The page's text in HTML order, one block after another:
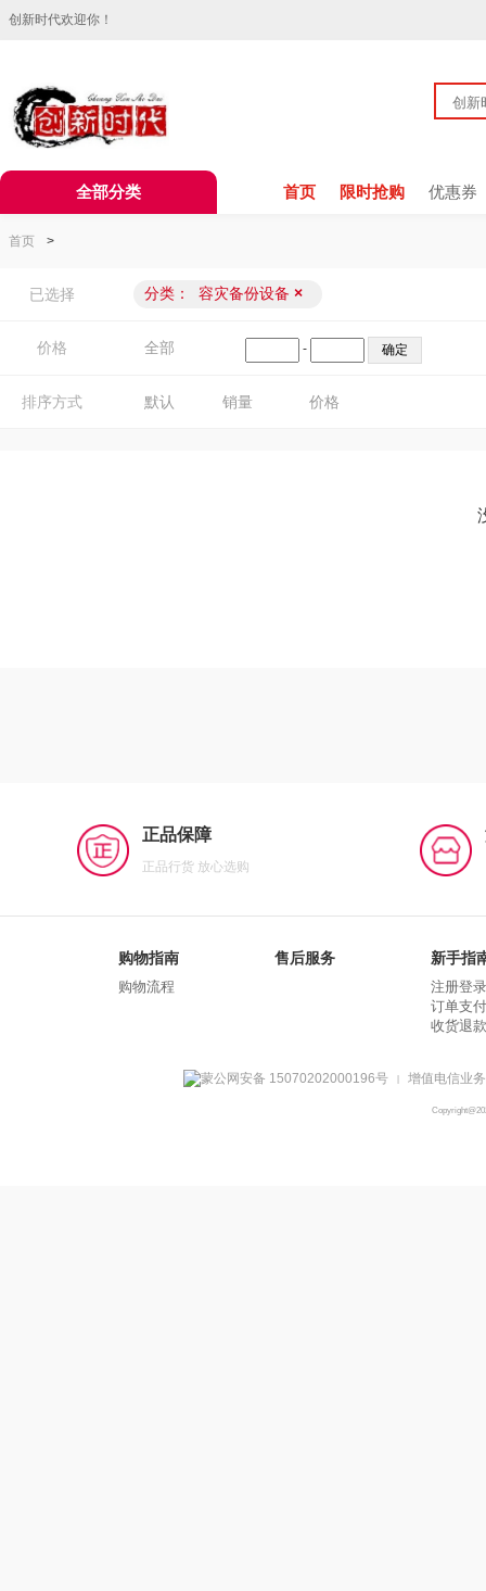
创新时代欢迎你！
全部分类 首页 限时抢购 优惠券
首页 >
已选择 分类： 容灾备份设备 ×
价格 全部 -
排序方式 默认 销量 价格
正品保障
正品行货 放心选购
购物指南
购物流程
售后服务 新手指
注册登录
订单支付
收货退款
蒙公网安备 15070202000196号 增值电信业